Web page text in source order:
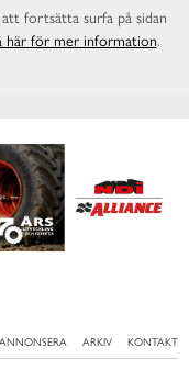
ANNONSERA ARKIV KONTAKT
fortsätta surfa på sidan
här för mer information.